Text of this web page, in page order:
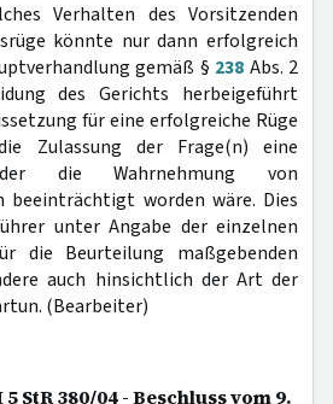
Verhalten des Vorsitzenden
könnte nur dann erfolgreich
gemäß § 238 Abs. 2
des Gerichts herbeigeführt
für eine erfolgreiche Rüge
Zulassung der Frage(n) eine
die Wahrnehmung von
beeinträchtigt worden wäre. Dies
unter Angabe der einzelnen
die Beurteilung maßgebenden
auch hinsichtlich der Art der
(Bearbeiter)
5 StR 380/04 - Beschluss vom 9.